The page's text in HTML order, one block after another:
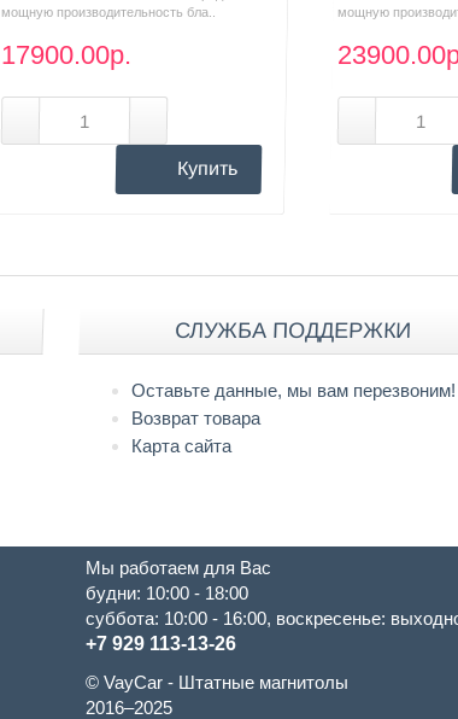
мощную производительность бла..
17900.00р.
Купить
мощную
СЛУЖБА ПОДДЕРЖКИ
Оставьте данные, мы вам перезвоним!
Возврат товара
Карта сайта
Мы работаем для Вас
будни: 10:00 - 18:00
суббота: 10:00 - 16:00, воскресенье:
+7 929 113-13-26
© VayCar - Штатные магнитолы
2016–2025